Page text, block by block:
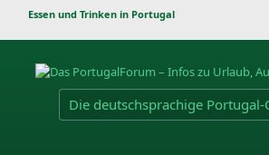
Essen und Trinken in Portugal
Die deutschsprachige